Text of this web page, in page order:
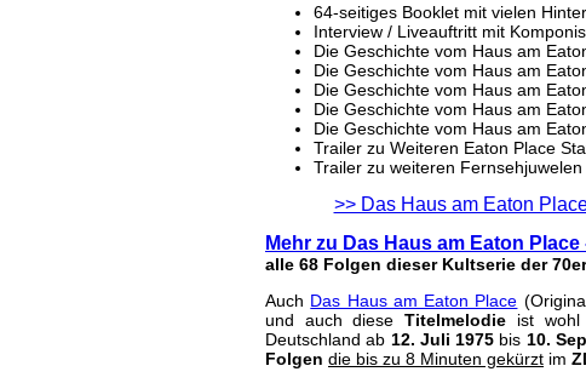
64-seitiges Booklet mit vielen
Interview / Liveauftritt mit
Die Geschichte vom Haus am
Die Geschichte vom Haus am
Die Geschichte vom Haus am
Die Geschichte vom Haus am
Die Geschichte vom Haus am
Trailer zu Weiteren Eaton Place
Trailer zu weiteren Fernsehjuwelen
>> Das Haus am Eaton
Mehr zu Das Haus am Eaton
alle 68 Folgen dieser Kultserie der
Auch Das Haus am Eaton Place
und auch dieseTitelmelodie ist
Deutschland ab 12. Juli 1975 bis 10.
Folgen die bis zu 8 Minuten gekürzt im